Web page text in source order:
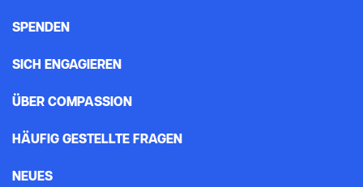
SPENDEN
SICH ENGAGIEREN
ÜBER COMPASSION
HÄUFIG GESTELLTE FRAGEN
NEUES